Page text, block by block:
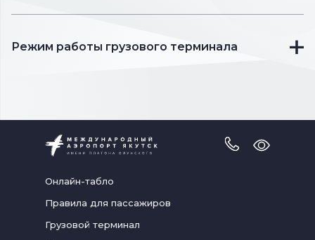
Режим работы грузового терминала
Версия
Онлайн-табло
Правила для пассажиров
Грузовой терминал